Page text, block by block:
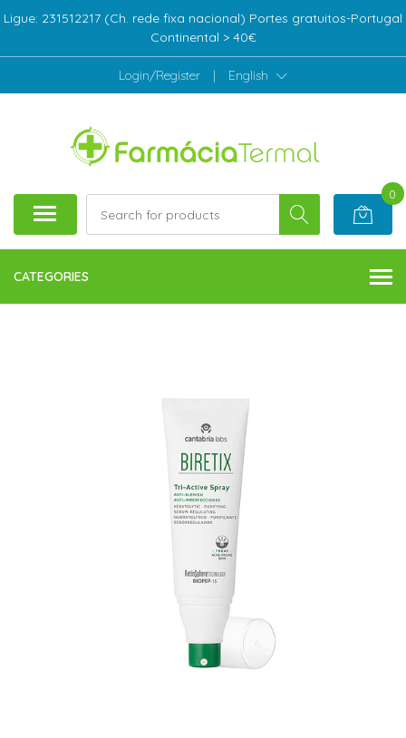
Ligue: 231512217 (Ch. rede fixa nacional) Portes gratuitos-Portugal
Continental > 40€
Login/Register | English
0
CATEGORIES